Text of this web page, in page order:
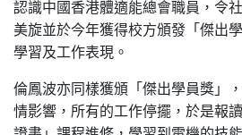
認識中國香港體適能總會職員，令
美旋並於今年獲得校方頒發「傑出
學習及工作表現。
倫鳳波亦同樣獲頒「傑出學員獎」
情影響，所有的工作停擺，於是報